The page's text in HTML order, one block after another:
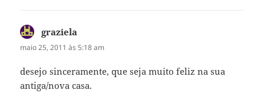
graziela
maio 25, 2011 às 5:18 am
desejo sinceramente, que seja muito feliz na sua
antiga/nova casa.